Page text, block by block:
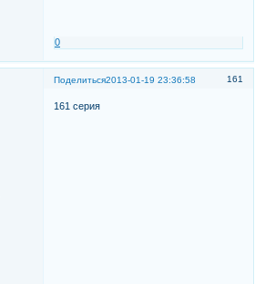
0
Поделиться 161
2013-01-19 23:36:58
161 серия